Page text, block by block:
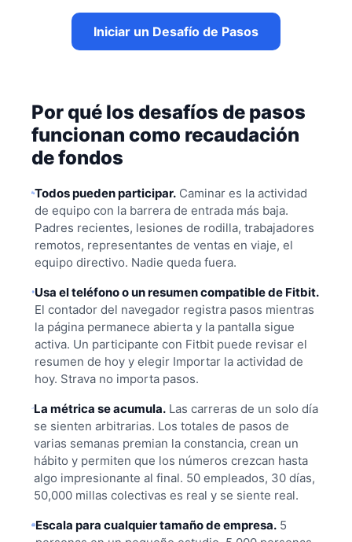
Iniciar un Desafío de Pasos
Por qué los desafíos de pasos
funcionan como recaudación
de fondos
Todos pueden participar. Caminar es la actividad
de equipo con la barrera de entrada más baja.
Padres recientes, lesiones de rodilla, trabajadores
remotos, representantes de ventas en viaje, el
equipo directivo. Nadie queda fuera.
Usa el teléfono o un resumen compatible de Fitbit.
El contador del navegador registra pasos mientras
la página permanece abierta y la pantalla sigue
activa. Un participante con Fitbit puede revisar el
resumen de hoy y elegir Importar la actividad de
hoy. Strava no importa pasos.
La métrica se acumula. Las carreras de un solo día
se sienten arbitrarias. Los totales de pasos de
varias semanas premian la constancia, crean un
hábito y permiten que los números crezcan hasta
algo impresionante al final. 50 empleados, 30 días,
50,000 millas colectivas es real y se siente real.
Escala para cualquier tamaño de empresa.5